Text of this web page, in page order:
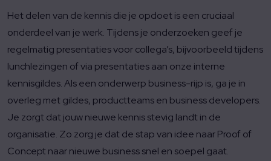
Het delen van de kennis die je opdoet is een cruciaal
onderdeel van je werk. Tijdens je onderzoeken geef je
regelmatig presentaties voor collega’s, bijvoorbeeld tijdens
lunchlezingen of via presentaties aan onze interne
kennisgildes. Als een onderwerp business-rijp is, ga je in
overleg met gildes, productteams en business developers.
Je zorgt dat jouw nieuwe kennis stevig landt in de
organisatie. Zo zorg je dat de stap van idee naar Proof of
Concept naar nieuwe business snel en soepel gaat.